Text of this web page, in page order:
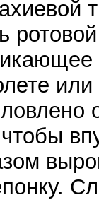
или
чтобы